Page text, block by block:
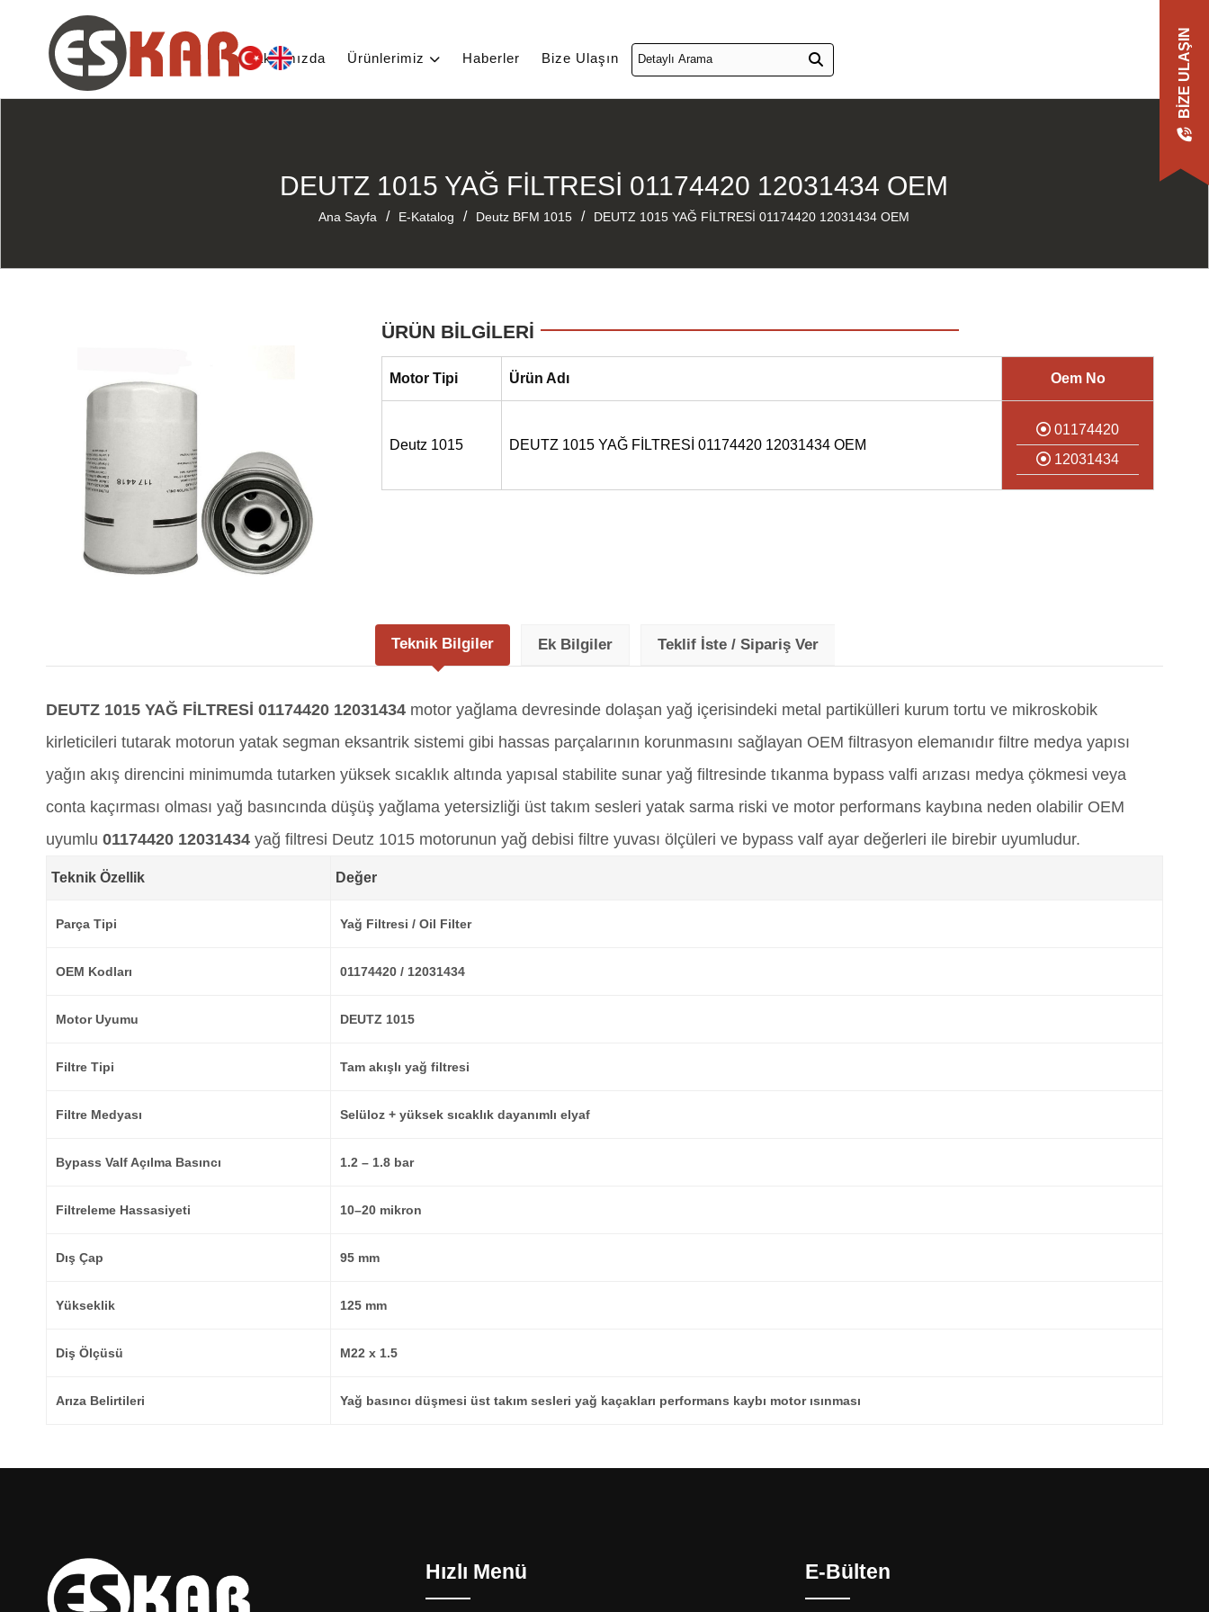
Hakkımızda Ürünlerimiz Haberler Bize Ulaşın BIZE ULAŞIN
DEUTZ 1015 YAĞ FİLTRESİ 01174420 12031434 OEM
Ana Sayfa / E-Katalog / Deutz BFM 1015 / DEUTZ 1015 YAĞ FİLTRESİ 01174420 12031434 OEM
ÜRÜN BİLGİLERİ
Motor Tipi Ürün Adı Oem No
Deutz 1015 DEUTZ 1015 YAĞ FİLTRESİ 01174420 12031434 OEM
01174420
12031434
Teknik Bilgiler Ek Bilgiler Teklif İste / Sipariş Ver
DEUTZ 1015 YAĞ FİLTRESİ 01174420 12031434 motor yağlama devresinde dolaşan yağ içerisindeki metal partikülleri kurum tortu ve mikroskobik
kirleticileri tutarak motorun yatak segman eksantrik sistemi gibi hassas parçalarının korunmasını sağlayan OEM filtrasyon elemanıdır filtre medya yapısı
yağın akış direncini minimumda tutarken yüksek sıcaklık altında yapısal stabilite sunar yağ filtresinde tıkanma bypass valfi arızası medya çökmesi veya
conta kaçırması olması yağ basıncında düşüş yağlama yetersizliği üst takım sesleri yatak sarma riski ve motor performans kaybına neden olabilir OEM
uyumlu 01174420 12031434 yağ filtresi Deutz 1015 motorunun yağ debisi filtre yuvası ölçüleri ve bypass valf ayar değerleri ile birebir uyumludur.
Teknik Özellik Değer
Parça Tipi Yağ Filtresi / Oil Filter
OEM Kodları 01174420 / 12031434
Motor Uyumu DEUTZ 1015
Filtre Tipi Tam akışlı yağ filtresi
Filtre Medyası Selüloz + yüksek sıcaklık dayanımlı elyaf
Bypass Valf Açılma Basıncı 1.2 – 1.8 bar
Filtreleme Hassasiyeti 10–20 mikron
Dış Çap 95 mm
Yükseklik 125 mm
Diş Ölçüsü M22 x 1.5
Arıza Belirtileri Yağ basıncı düşmesi üst takım sesleri yağ kaçakları performans kaybı motor ısınması
Hızlı Menü E-Bülten